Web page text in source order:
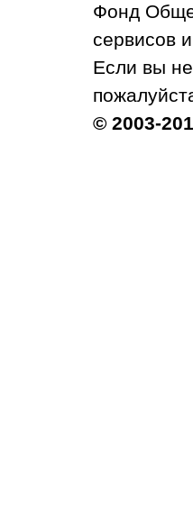
Фонд
сервисов
Если вы
© 2003-